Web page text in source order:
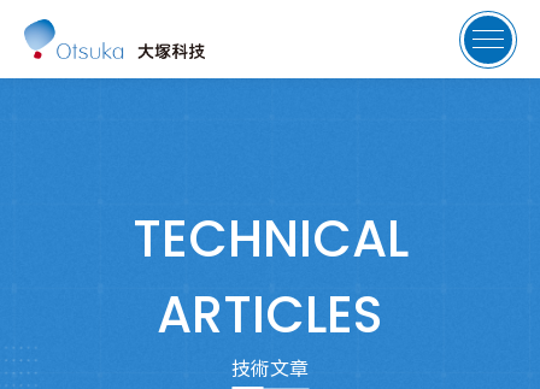
TECHNICAL
ARTICLES
技術文章